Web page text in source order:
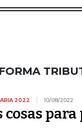
2022 10/08/2022
cosas